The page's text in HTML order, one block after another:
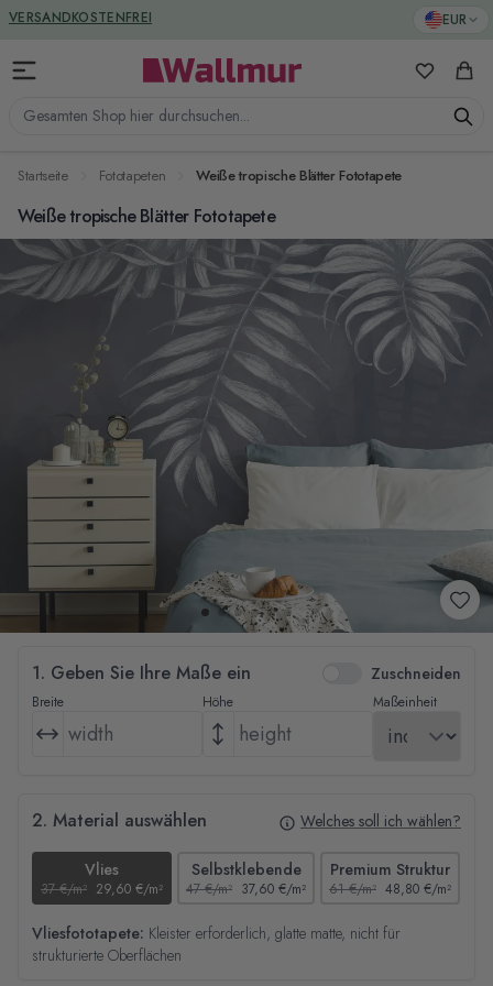
Zum Inhalt springen EUR
Gesamten Shop hier durchsuchen...
Meine
VERSANDKOSTENFREI
GREENGUARD ZERTIFIZIERT
Startseite Fototapeten Weiße tropische Blätter Fototapete
Weiße tropische Blätter Fototapete
1. Geben Sie Ihre Maße ein Zuschneiden
Breite Höhe Maßeinheit
2. Material auswählen Welches soll ich wählen?
Vlies
37 €/m² 29,60 €/m²
Selbstklebende
47 €/m² 37,60 €/m²
Premium Struktur
61 €/m² 48,80 €/m²
Vliesfototapete: Kleister erforderlich, glatte matte, nicht für
strukturierte Oberflächen